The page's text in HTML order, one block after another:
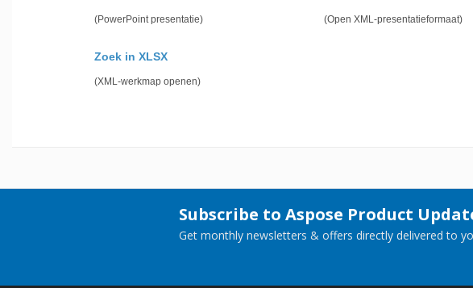
(PowerPoint presentatie) (Open XML-presentatieformaat)
Zoek in XLSX
(XML-werkmap openen)
Subscribe to Aspose Product
Get monthly newsletters & offers directly delivered to